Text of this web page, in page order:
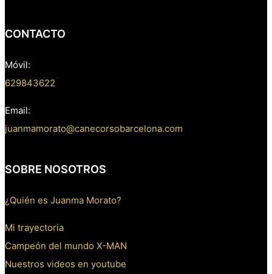
CONTACTO
Móvil:
629843622
Email:
juanmamorato@canecorsobarcelona.com
SOBRE NOSOTROS
¿Quién es Juanma Morato?
Mi trayectoria
Campeón del mundo X-MAN
Nuestros videos en youtube